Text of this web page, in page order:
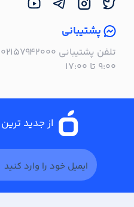
پشتیبانی
۹:۰۰ تا ۱۷:۰۰
از جدید